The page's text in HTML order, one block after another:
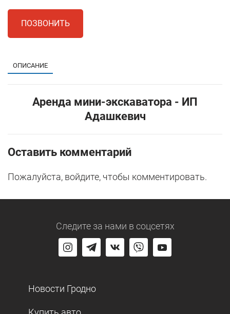
ПОЗВОНИТЬ
ОПИСАНИЕ
Аренда мини-экскаватора - ИП
Адашкевич
Оставить комментарий
Пожалуйста, войдите, чтобы комментировать.
Следите за нами в соцсетях
Новости Гродно